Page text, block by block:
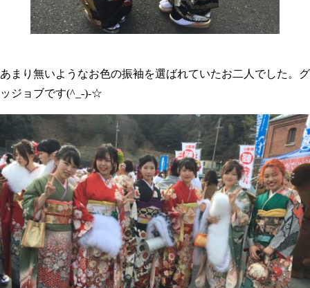
あまり無いようなお色の振袖を選ばれていたお二人でした。グ
ッジョブです(^_-)-☆